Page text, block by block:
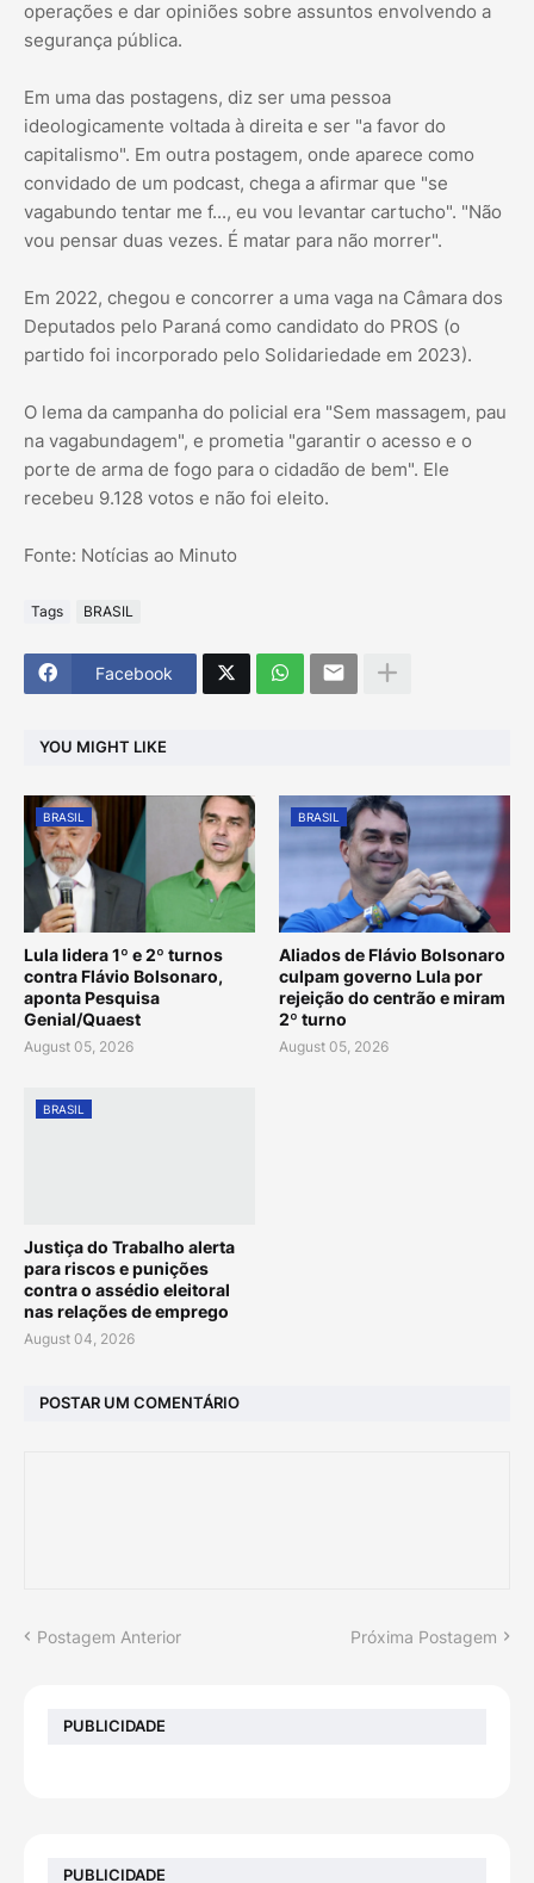
operações e dar opiniões sobre assuntos envolvendo a
segurança pública.
Em uma das postagens, diz ser uma pessoa
ideologicamente voltada à direita e ser "a favor do
capitalismo". Em outra postagem, onde aparece como
convidado de um podcast, chega a afirmar que "se
vagabundo tentar me f..., eu vou levantar cartucho". "Não
vou pensar duas vezes. É matar para não morrer".
Em 2022, chegou e concorrer a uma vaga na Câmara dos
Deputados pelo Paraná como candidato do PROS (o
partido foi incorporado pelo Solidariedade em 2023).
O lema da campanha do policial era "Sem massagem, pau
na vagabundagem", e prometia "garantir o acesso e o
porte de arma de fogo para o cidadão de bem". Ele
recebeu 9.128 votos e não foi eleito.
Fonte: Notícias ao Minuto
Tags BRASIL
Facebook
YOU MIGHT LIKE
BRASIL
Lula lidera 1º e 2º turnos
contra Flávio Bolsonaro,
aponta Pesquisa
Genial/Quaest
August 05, 2026
BRASIL
Aliados de Flávio Bolsonaro
culpam governo Lula por
rejeição do centrão e miram
2º turno
August 05, 2026
BRASIL
Justiça do Trabalho alerta
para riscos e punições
contra o assédio eleitoral
nas relações de emprego
August 04, 2026
POSTAR UM COMENTÁRIO
Postagem Anterior Próxima Postagem
PUBLICIDADE
PUBLICIDADE